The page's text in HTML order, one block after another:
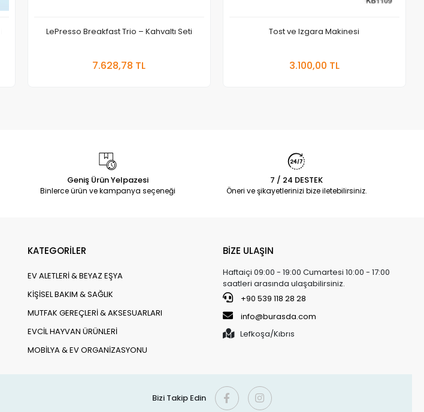
LePresso Breakfast Trio – Kahvaltı Seti
7.628,78 TL
Tost ve Izgara Makinesi
3.100,00 TL
Geniş Ürün Yelpazesi
Binlerce ürün ve kampanya seçeneği
7 / 24 DESTEK
Öneri ve şikayetlerinizi bize iletebilirsiniz.
KATEGORİLER
EV ALETLERİ & BEYAZ EŞYA
KİŞİSEL BAKIM & SAĞLIK
MUTFAK GEREÇLERİ & AKSESUARLARI
EVCİL HAYVAN ÜRÜNLERİ
MOBİLYA & EV ORGANİZASYONU
BİZE ULAŞIN
Haftaiçi 09:00 - 19:00 Cumartesi 10:00 - 17:00
saatleri arasında ulaşabilirsiniz.
+90 539 118 28 28
info@burasda.com
Lefkoşa/Kıbrıs
Bizi Takip Edin